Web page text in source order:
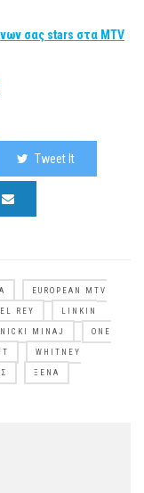
σας stars στα MTV
Tweet It
EUROPEAN MTV
REY LINKIN
NICKI MINAJ ONE
WHITNEY
ΞΈΝΑ